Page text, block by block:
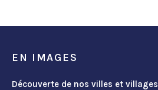
EN IMAGES
Découverte de nos villes et villages